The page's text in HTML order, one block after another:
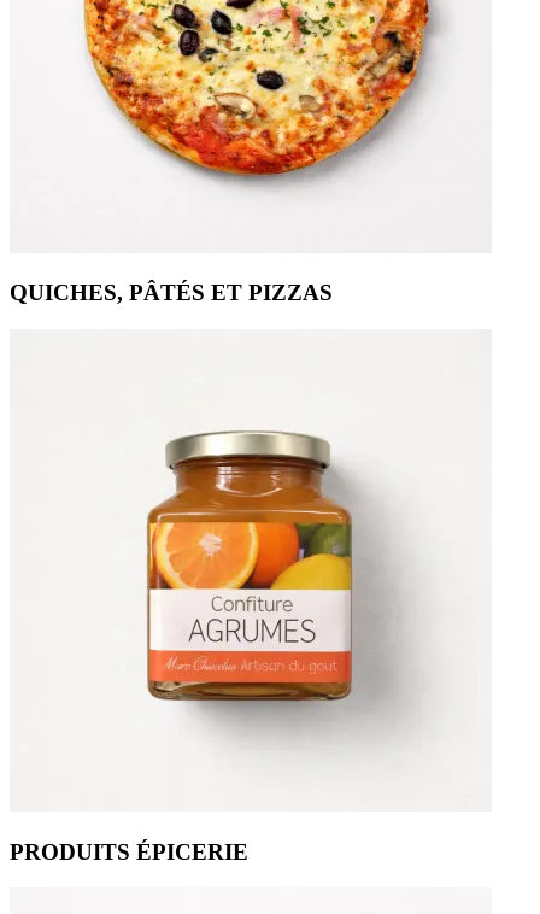
QUICHES, PÂTÉS ET PIZZAS
PRODUITS ÉPICERIE